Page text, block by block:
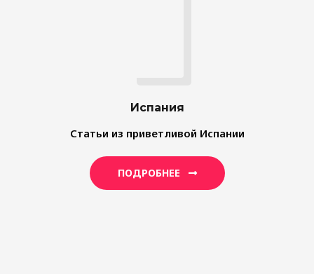
Испания
Статьи из приветливой Испании
ПОДРОБНЕЕ